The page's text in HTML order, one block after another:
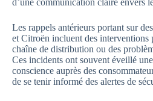
d’une communication claire envers
Les rappels antérieurs portant sur
et Citroën incluent des interventions
chaîne de distribution ou des
Ces incidents ont souvent éveillé
conscience auprès des
de se tenir informé des alertes de